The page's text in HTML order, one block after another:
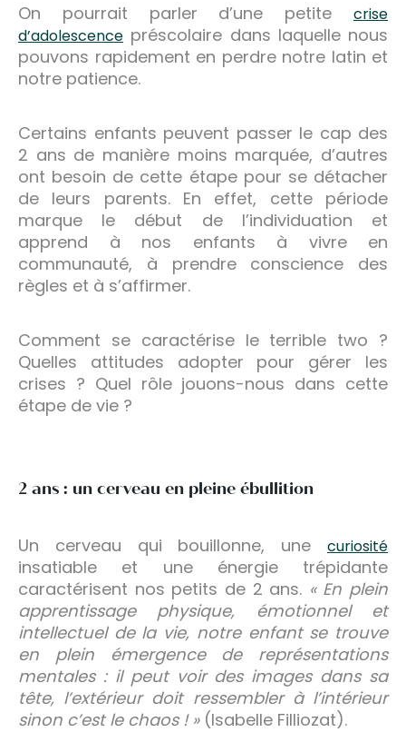
On pourrait parler d’une petite crise
d’adolescence préscolaire dans laquelle nous
pouvons rapidement en perdre notre latin et
notre patience.
Certains enfants peuvent passer le cap des
2 ans de manière moins marquée, d’autres
ont besoin de cette étape pour se détacher
de leurs parents. En effet, cette période
marque le début de l’individuation et
apprend à nos enfants à vivre en
communauté, à prendre conscience des
règles et à s’affirmer.
Comment se caractérise le terrible two ?
Quelles attitudes adopter pour gérer les
crises ? Quel rôle jouons-nous dans cette
étape de vie ?
2 ans : un cerveau en pleine ébullition
Un cerveau qui bouillonne, une curiosité
insatiable et une énergie trépidante
caractérisent nos petits de 2 ans. « En plein
apprentissage physique, émotionnel et
intellectuel de la vie, notre enfant se trouve
en plein émergence de représentations
mentales : il peut voir des images dans sa
tête, l’extérieur doit ressembler à l’intérieur
sinon c’est le chaos ! »(Isabelle Filliozat).